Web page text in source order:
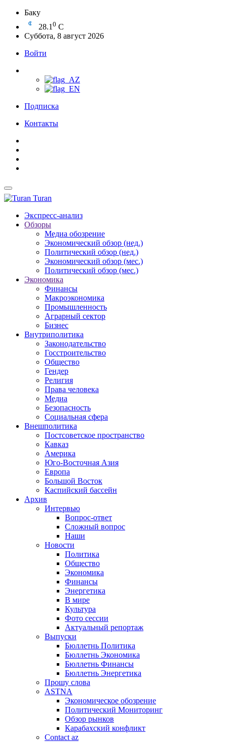
Баку
28.1 0 C
Суббота, 8 август 2026
Войти
Подписка
Контакты
Turan
Экспресс-анализ
Обзоры
Медиа обозрение
Экономический обзор (нед.)
Политический обзор (нед.)
Экономический обзор (мес.)
Политический обзор (мес.)
Экономика
Финансы
Макроэкономика
Промышленность
Аграрный сектор
Бизнес
Внутриполитика
Законодательство
Госстроительство
Общество
Гендер
Религия
Права человека
Медиа
Безопасность
Социальная сфера
Внешполитика
Постсоветское пространство
Кавказ
Америка
Юго-Восточная Азия
Европа
Большой Восток
Каспийский бассейн
Архив
Интервью
Вопрос-ответ
Сложный вопрос
Наши
Новости
Политика
Общество
Экономика
Финансы
Энергетика
В мире
Культура
Фото сессии
Актуальный репортаж
Выпуски
Бюллетнь Политика
Бюллетнь Экономика
Бюллетнь Финансы
Бюллетнь Энергетика
Прошу слова
ASTNA
Экономическое обозрение
Политический Мониторинг
Обзор рынков
Карабахский конфликт
Contact az